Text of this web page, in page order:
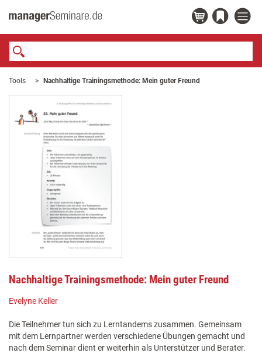
Tools Nachhaltige Trainingsmethode: Mein guter Freund
Nachhaltige Trainingsmethode: Mein guter Freund
Evelyne Keller
Die Teilnehmer tun sich zu Lerntandems zusammen. Gemeinsam
mit dem Lernpartner werden verschiedene Übungen gemacht und
nach dem Seminar dient er weiterhin als Unterstützer und Berater.